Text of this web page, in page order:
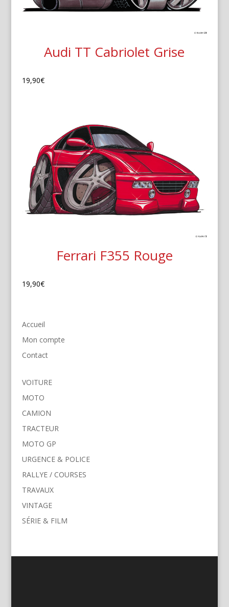
Audi TT Cabriolet Grise
19,90€
Ferrari F355 Rouge
19,90€
Accueil
Mon compte
Contact
VOITURE
MOTO
CAMION
TRACTEUR
MOTO GP
URGENCE & POLICE
RALLYE / COURSES
TRAVAUX
VINTAGE
SÉRIE & FILM